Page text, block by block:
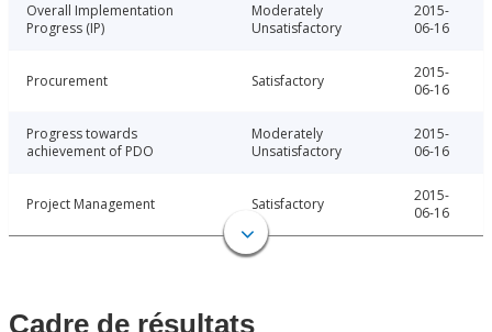
Overall Implementation
Progress (IP)
Moderately
Unsatisfactory
2015-
06-16
Procurement Satisfactory
2015-
06-16
Progress towards
achievement of PDO
Moderately
Unsatisfactory
2015-
06-16
Project Management Satisfactory
2015-
06-16
Cadre de résultats